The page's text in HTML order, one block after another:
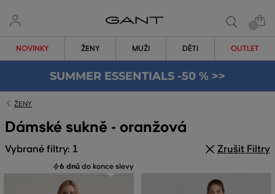
NOVINKY ŽENY MUŽI DĚTI OUTLET
SUMMER ESSENTIALS -50 % >>
ŽENY
Dámské sukně - oranžová
Vybrané filtry: 1 Zrušit Filtry
6 dnů do konce slevy